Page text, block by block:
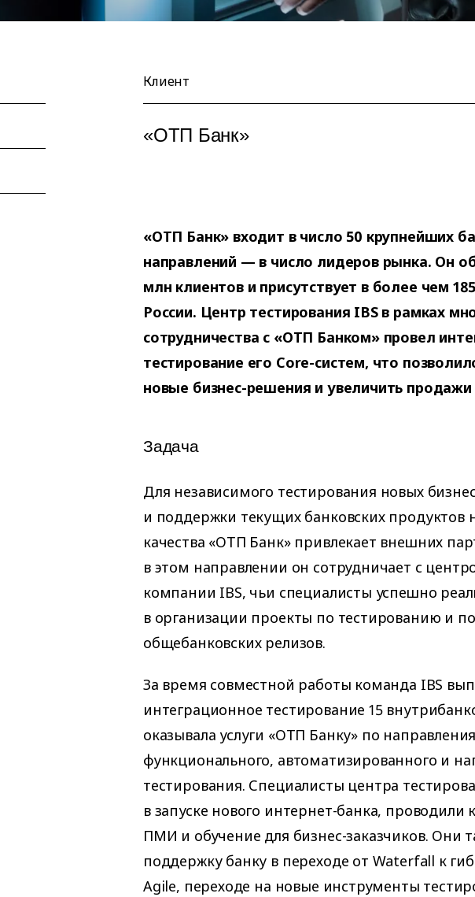
Клиент
«ОТП Банк»
«ОТП Банк» входит в число 50 крупнейших
направлений — в число лидеров рынка. Он
млн клиентов и присутствует в более чем
России. Центр тестирования IBS в рамках
сотрудничества с «ОТП Банком» провел
тестирование его Core-систем, что
новые бизнес-решения и увеличить продажи
Задача
Для независимого тестирования новых
и поддержки текущих банковских продуктов
качества «ОТП Банк» привлекает внешних
в этом направлении он сотрудничает с
компании IBS, чьи специалисты успешно
в организации проекты по тестированию и
общебанковских релизов.
За время совместной работы команда IBS
интеграционное тестирование 15
оказывала услуги «ОТП Банку» по
функционального, автоматизированного и
тестирования. Специалисты центра
в запуске нового интернет-банка, проводили
ПМИ и обучение для бизнес-заказчиков. Они
поддержку банку в переходе от Waterfall к
Agile, переходе на новые инструменты